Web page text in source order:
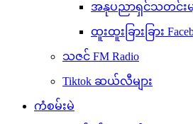
အနုပညာရှင်သတင်းမ
ထူးထူးခြားခြား
သဇင် FM Radio
Tiktok ဆယ်လီများ
ကံစမ်းမဲ